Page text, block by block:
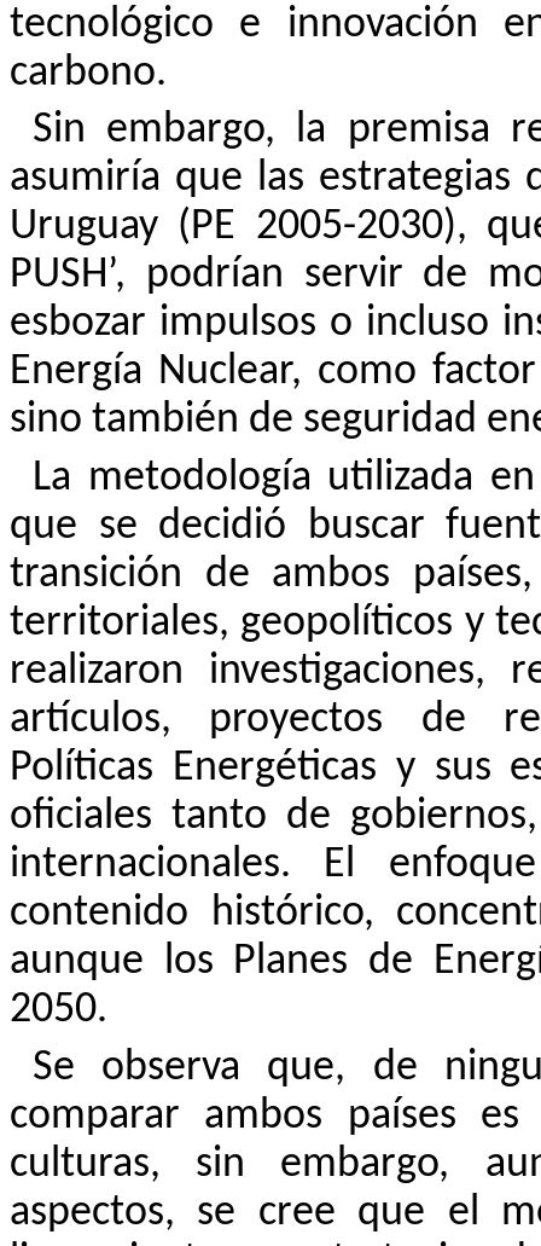
tecnológico e innovación
carbono.
Sin embargo, la premisa
asumiría que las estrategias
Uruguay (PE 2005-2030),
PUSH’, podrían servir de
esbozar impulsos o incluso
Energía Nuclear, como
sino también de seguridad
La metodología utilizada
que se decidió buscar
transición de ambos
territoriales, geopolíticos y
realizaron investigaciones,
artículos, proyectos de
Políticas Energéticas y sus
oficiales tanto de
internacionales. El
contenido histórico,
aunque los Planes de
2050.
Se observa que, de
comparar ambos países
culturas, sin embargo,
aspectos, se cree que el